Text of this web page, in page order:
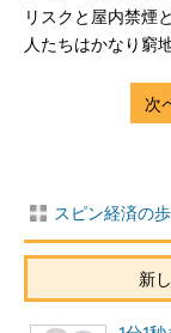
リスクと屋内禁煙
人たちはかなり窮
スピン経済の
新